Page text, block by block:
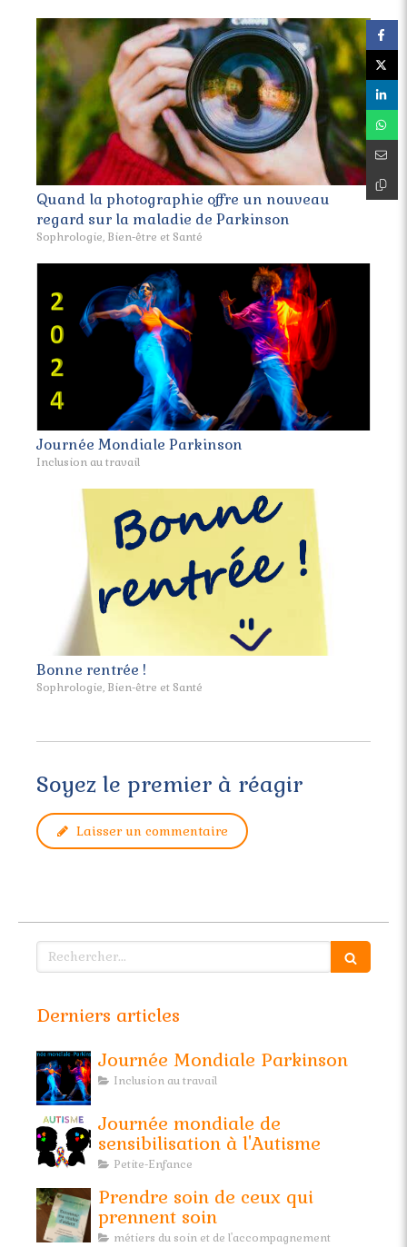
Quand la photographie offre un nouveau
regard sur la maladie de Parkinson
Sophrologie, Bien-être et Santé
Journée Mondiale Parkinson
Inclusion au travail
Bonne rentrée !
Sophrologie, Bien-être et Santé
Soyez le premier à réagir
Laisser un commentaire
Rechercher
Derniers articles
Journée Mondiale Parkinson
Inclusion au travail
Journée mondiale de
sensibilisation à l'Autisme
Petite-Enfance
Prendre soin de ceux qui
prennent soin
métiers du soin et de l'accompagnement